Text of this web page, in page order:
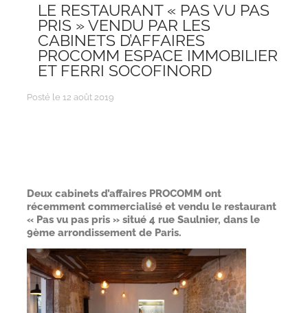
Deux cabinets d’affaires PROCOMM ont
récemment commercialisé et vendu le restaurant
« Pas vu pas pris » situé 4 rue Saulnier, dans le
9ème arrondissement de Paris.
LE RESTAURANT « PAS VU PAS
PRIS » VENDU PAR LES
CABINETS D’AFFAIRES
PROCOMM ESPACE IMMOBILIER
ET FERRI SOCOFINORD
Posté le 12 août 2019